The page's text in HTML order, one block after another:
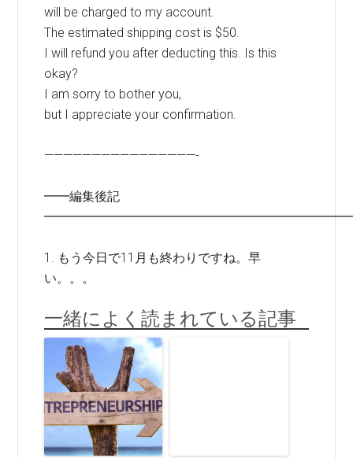
will be charged to my account.
The estimated shipping cost is $50.
I will refund you after deducting this. Is this
okay?
I am sorry to bother you,
but I appreciate your confirmation.
————————————————-
━━編集後記
1. もう今日で11月も終わりですね。早
い。。。
一緒によく読まれている記事